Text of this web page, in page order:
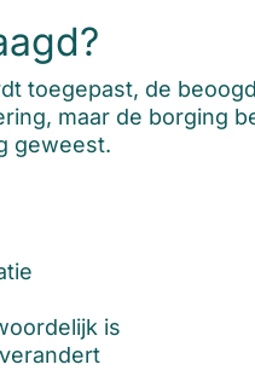
toegepast, de
maar de borging
geweest.
is